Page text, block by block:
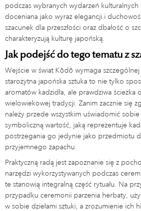
podczas wybranych wydarzeń kulturalnych
doceniana jako wyraz elegancji i
szacunek dla przeszłości oraz dbałość o
charakteryzują kulturę japońską.
Jak podejść do tego tematu z
Wejście w świat Kōdō wymaga
starożytna japońska sztuka to nie tylko
aromatów kadzidła, ale prawdziwa ścieżka
wielowiekowej tradycji. Zanim zacznie się
należy przede wszystkim uświadomić
symboliczną wartość, jaką reprezentuje
postrzegania go jedynie jako przedmiotu
przyjemnego zapachu.
Praktyczną radą jest zapoznanie się z
narzędzi wykorzystywanych podczas
te stanowią integralną część rytuału. Na
przypadku ceremonii parzenia herbaty,
w sobie dziełami sztuki, a zrozumienie ich